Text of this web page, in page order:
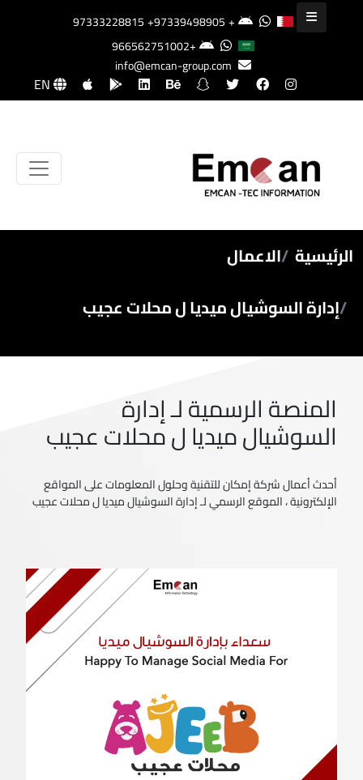
+97333228815
+97339498905
+966562751002
info@emcan-group.com
EN
الرئيسية الاعمال
إدارة السوشيال ميديا ل محلات عجيب
المنصة الرسمية لـ إدارة
السوشيال ميديا ل محلات عجيب
أحدث أعمال شركة إمكان للتقنية وحلول المعلومات على المواقع
الإلكترونية ، الموقع الرسمي لـ إدارة السوشيال ميديا ل محلات عجيب